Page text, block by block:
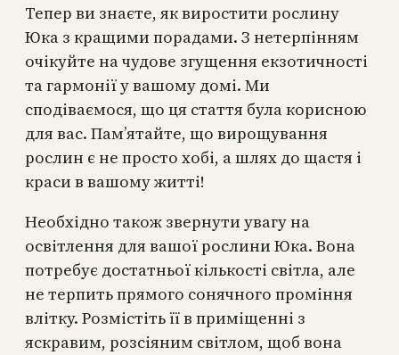
Тепер ви знаєте, як виростити рослину
Юка з кращими порадами. З нетерпінням
очікуйте на чудове згущення екзотичності
та гармонії у вашому домі. Ми
сподіваємося, що ця стаття була корисною
для вас. Пам’ятайте, що вирощування
рослин є не просто хобі, а шлях до щастя і
краси в вашому житті!
Необхідно також звернути увагу на
освітлення для вашої рослини Юка. Вона
потребує достатньої кількості світла, але
не терпить прямого сонячного проміння
влітку. Розмістіть її в приміщенні з
яскравим, розсіяним світлом, щоб вона